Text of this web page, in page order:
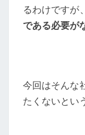
るわけですが、
である必要が
今回はそんな
たくないとい